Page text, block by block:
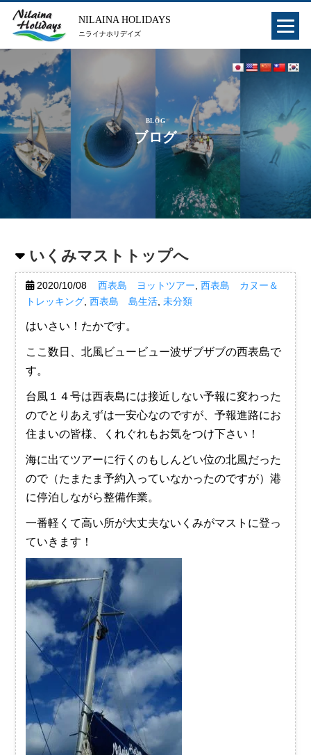
NILAINA HOLIDAYS
ニライナホリデイズ
BLOG
ブログ
いくみマストトップへ
2020/10/08 西表島 ヨットツアー 西表島 カヌー＆
トレッキング, 西表島 島生活, 未分類
はいさい！たかです。
ここ数日、北風ビュービュー波ザブザブの西表島で
す。
台風１４号は西表島には接近しない予報に変わった
のでとりあえずは一安心なのですが、予報進路にお
住まいの皆様、くれぐれもお気をつけ下さい！
海に出てツアーに行くのもしんどい位の北風だった
ので（たまたま予約入っていなかったのですが）港
に停泊しながら整備作業。
一番軽くて高い所が大丈夫ないくみがマストに登っ
ていきます！